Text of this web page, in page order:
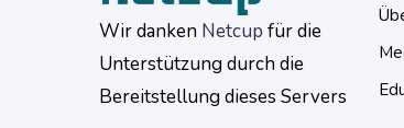
Wir danken Netcup für die
Unterstützung durch die
Bereitstellung dieses Servers